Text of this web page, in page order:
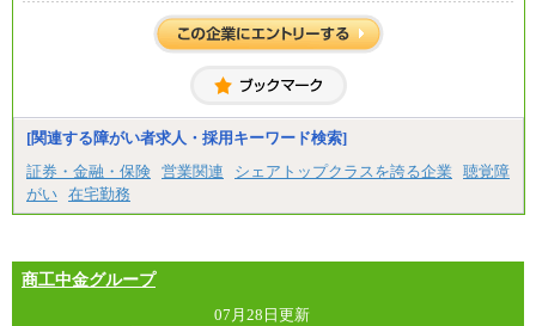
※1…東京都、埼玉県、千葉県、神奈川県
※2…大阪府、京都府、兵庫県、滋賀県
※3…愛知県、静岡県
潟県、富山県、石川県、岡山県、広島県、山口県、
※5…青森県、鳥取県、島根県、愛媛県、高知県、大
分県、長崎県、熊本県、宮崎県、鹿児島県、沖縄
県、福島県、山形県
時給制：最低時給額 1,050円～ ※勤務地により異な
【エアサーブ】
月給223,000円～
・試用期間中も給与変更なし
[関連する障がい者求人・採用キーワード検索]
証券・金融・保険 営業関連 シェアトップクラスを誇る企業
聴覚障
がい 在宅勤務
商工中金グループ
07月28日更新